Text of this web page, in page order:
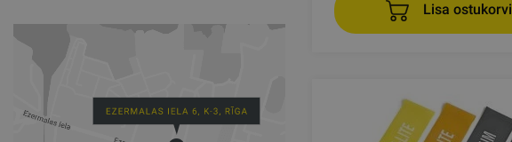
Lisa ostukorvi